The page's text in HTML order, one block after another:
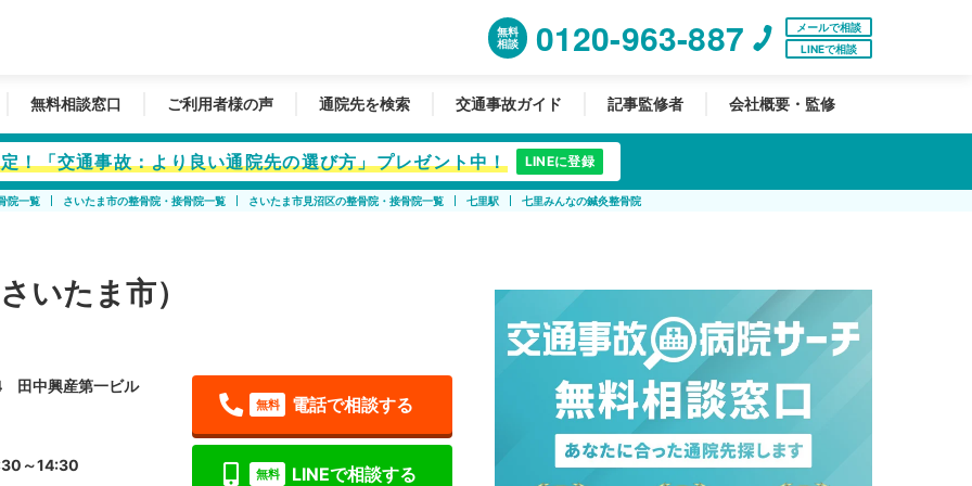
無料
相談
0120-963-887
メールで相談
LINEで相談
無料相談窓口 ご利用者様の声 通院先を検索 交通事故ガイド 記事監修者 会社概要・監修
！「交通事故：より良い通院先の選び方」プレゼント中！ LINEに登録
院一覧 さいたま市の整骨院・接骨院一覧 さいたま市見沼区の整骨院・接骨院一覧 七里駅 七里みんなの鍼灸整骨院
いたま市）
田中興産第一ビル
～14:30
無料 電話で相談する
無料 LINEで相談する